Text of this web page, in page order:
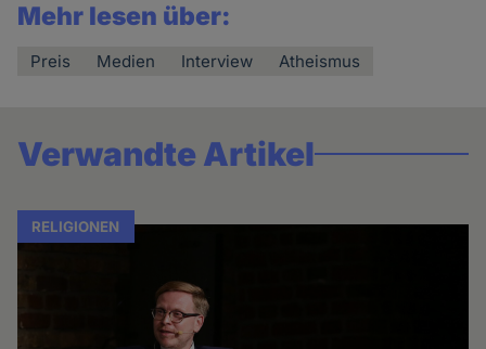
Mehr lesen über:
Preis Medien Interview Atheismus
Verwandte Artikel
RELIGIONEN